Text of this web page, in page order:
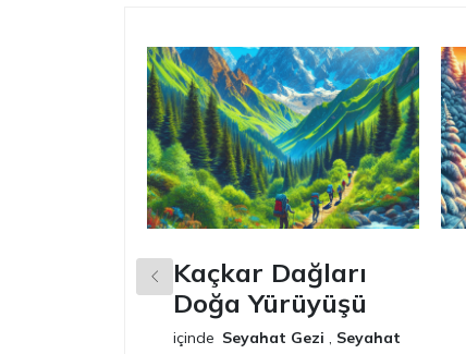
Kaçkar Dağları
Doğa Yürüyüşü
içinde Seyahat Gezi , Seyahat